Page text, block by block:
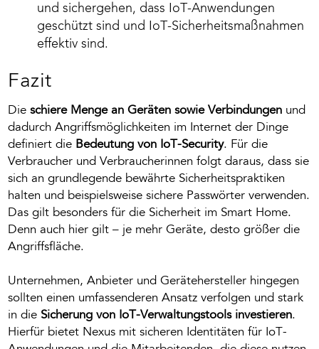
und sichergehen, dass IoT-Anwendungen
geschützt sind und IoT-Sicherheitsmaßnahmen
effektiv sind.
Fazit
Dieschiere Menge an Geräten sowie Verbindungen und
dadurch Angriffsmöglichkeiten im Internet der Dinge
definiert die Bedeutung von IoT-Security. Für die
Verbraucher und Verbraucherinnen folgt daraus, dass sie
sich an grundlegende bewährte Sicherheitspraktiken
halten und beispielsweise sichere Passwörter verwenden.
Das gilt besonders für die Sicherheit im Smart Home.
Denn auch hier gilt – je mehr Geräte, desto größer die
Angriffsfläche.
Unternehmen, Anbieter und Gerätehersteller hingegen
sollten einen umfassenderen Ansatz verfolgen und stark
in die Sicherung von IoT-Verwaltungstools investieren.
Hierfür bietet Nexus mit sicheren Identitäten für IoT-